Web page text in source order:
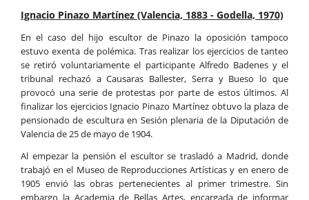
Ignacio Pinazo Martínez (Valencia, 1883 - Godella, 1970)
En el caso del hijo escultor de Pinazo la oposición tampoco
estuvo exenta de polémica. Tras realizar los ejercicios de tanteo
se retiró voluntariamente el participante Alfredo Badenes y el
tribunal rechazó a Causaras Ballester, Serra y Bueso lo que
provocó una serie de protestas por parte de estos últimos. Al
finalizar los ejercicios Ignacio Pinazo Martínez obtuvo la plaza de
pensionado de escultura en Sesión plenaria de la Diputación de
Valencia de 25 de mayo de 1904.
Al empezar la pensión el escultor se trasladó a Madrid, donde
trabajó en el Museo de Reproducciones Artísticas y en enero de
1905 envió las obras pertenecientes al primer trimestre. Sin
embargo la Academia de Bellas Artes, encargada de informar